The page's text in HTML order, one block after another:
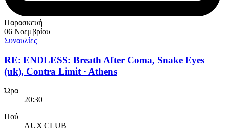
Παρασκευή
06 Νοεμβρίου
Συναυλίες
RE: ENDLESS: Breath After Coma, Snake Eyes
(uk), Contra Limit · Athens
Ώρα
20:30
Πού
AUX CLUB